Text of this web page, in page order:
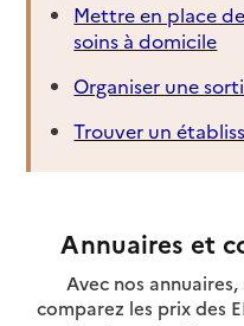
Mettre en place
soins à domicile
Organiser une
Trouver un
Annuaires et
Avec nos
comparez les prix des